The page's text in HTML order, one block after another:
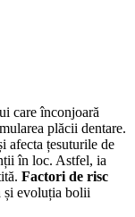
care înconjoară
plăcii dentare.
afecta țesuturile de
în loc. Astfel, ia
Factori de risc
și evoluția bolii